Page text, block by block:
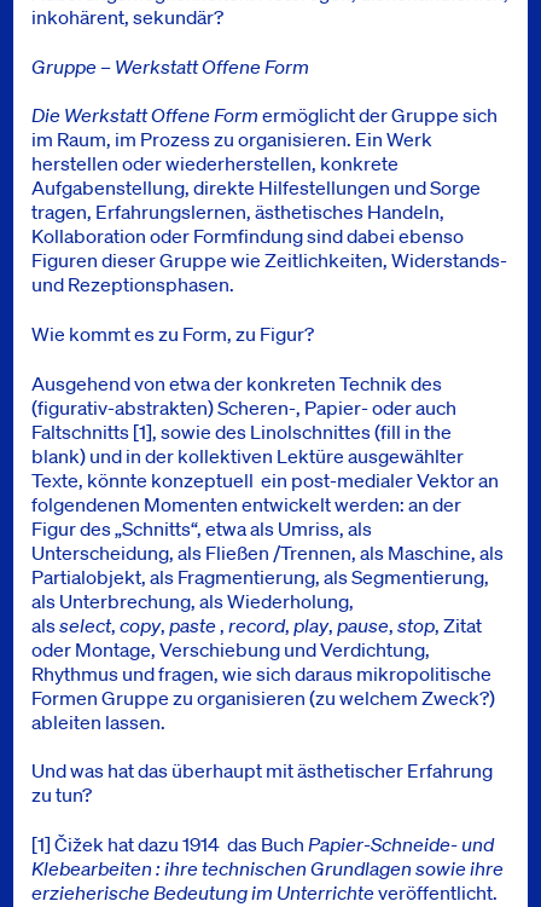
inkohärent, sekundär?
Gruppe – Werkstatt Offene Form
Die Werkstatt Offene Form ermöglicht der Gruppe sich
im Raum, im Prozess zu organisieren. Ein Werk
herstellen oder wiederherstellen, konkrete
Aufgabenstellung, direkte Hilfestellungen und Sorge
tragen, Erfahrungslernen, ästhetisches Handeln,
Kollaboration oder Formfindung sind dabei ebenso
Figuren dieser Gruppe wie Zeitlichkeiten, Widerstands-
und Rezeptionsphasen.
Wie kommt es zu Form, zu Figur?
Ausgehend von etwa der konkreten Technik des
(figurativ-abstrakten) Scheren-, Papier- oder auch
Faltschnitts [1], sowie des Linolschnittes (fill in the
blank) und in der kollektiven Lektüre ausgewählter
Texte, könnte konzeptuell ein post-medialer Vektor an
folgendenen Momenten entwickelt werden: an der
Figur des „Schnitts“, etwa als Umriss, als
Unterscheidung, als Fließen /Trennen, als Maschine, als
Partialobjekt, als Fragmentierung, als Segmentierung,
als Unterbrechung, als Wiederholung,
alsselect,copy,paste ,record,play,pause,stop, Zitat
oder Montage, Verschiebung und Verdichtung,
Rhythmus und fragen, wie sich daraus mikropolitische
Formen Gruppe zu organisieren (zu welchem Zweck?)
ableiten lassen.
Und was hat das überhaupt mit ästhetischer Erfahrung
zu tun?
[1] Čižek hat dazu 1914 das BuchPapier-Schneide- und
Klebearbeiten : ihre technischen Grundlagen sowie ihre
erzieherische Bedeutung im Unterrichteveröffentlicht.